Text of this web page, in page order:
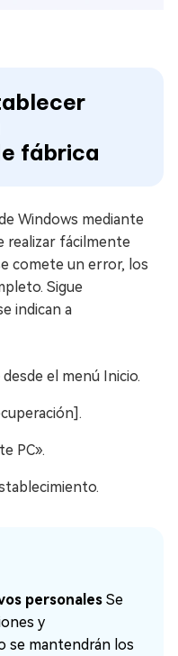
fábrica
Windows mediante
realizar fácilmente
comete un error, los
Sigue
indican a
el menú Inicio.
PC».
personales Se
y
se mantendrán los